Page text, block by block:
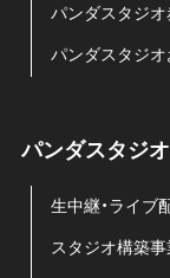
パンダスタジオ
パンダスタジ
パンダスタジ
生中継・ライブ
スタジオ構築事